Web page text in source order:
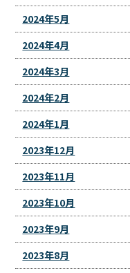
2024年5月
2024年4月
2024年3月
2024年2月
2024年1月
2023年12月
2023年11月
2023年10月
2023年9月
2023年8月